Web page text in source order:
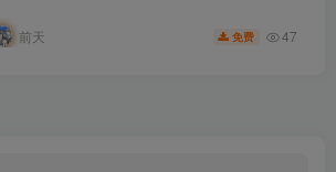
前天 免费 47